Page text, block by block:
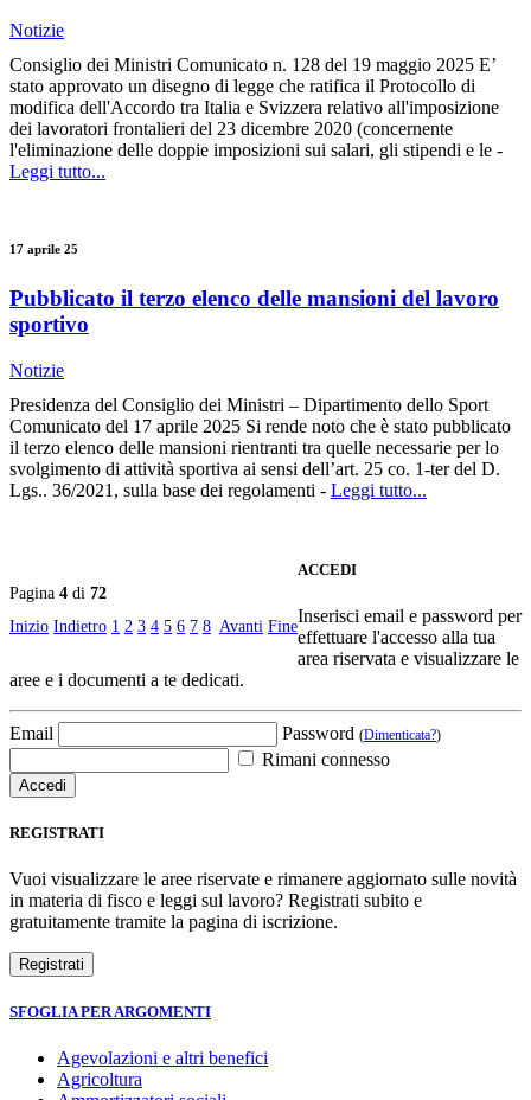
Notizie
Consiglio dei Ministri Comunicato n. 128 del 19 maggio 2025 E’
stato approvato un disegno di legge che ratifica il Protocollo di
modifica dell'Accordo tra Italia e Svizzera relativo all'imposizione
dei lavoratori frontalieri del 23 dicembre 2020 (concernente
l'eliminazione delle doppie imposizioni sui salari, gli stipendi e le -
Leggi tutto...
17 aprile 25
Pubblicato il terzo elenco delle mansioni del lavoro
sportivo
Notizie
Presidenza del Consiglio dei Ministri – Dipartimento dello Sport
Comunicato del 17 aprile 2025 Si rende noto che è stato pubblicato
il terzo elenco delle mansioni rientranti tra quelle necessarie per lo
svolgimento di attività sportiva ai sensi dell’art. 25 co. 1-ter del D.
Lgs.. 36/2021, sulla base dei regolamenti - Leggi tutto...
Pagina 4 di 72
Inizio Indietro 1 2 3 4 5 6 7 8 Avanti Fine
ACCEDI
Inserisci email e password per
effettuare l'accesso alla tua
area riservata e visualizzare le
aree e i documenti a te dedicati.
Email Password (Dimenticata?)
Rimani connesso
REGISTRATI
Vuoi visualizzare le aree riservate e rimanere aggiornato sulle novità
in materia di fisco e leggi sul lavoro? Registrati subito e
gratuitamente tramite la pagina di iscrizione.
SFOGLIA PER ARGOMENTI
Agevolazioni e altri benefici
Agricoltura